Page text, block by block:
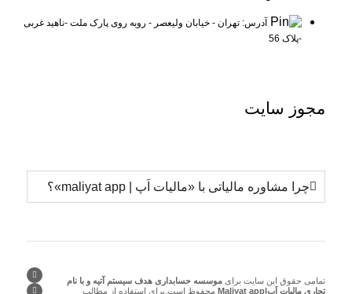
آدرس: تهران - خیابان ولیعصر - روبه روی پارک ملت -ناهید غربی
-پلاک 56
مجوز سایت
چرا مشاوره مالیاتی با «مالیات اَپ | maliyat app»؟
تمامی حقوق این سایت برای موسسه حسابداری هدف سیستم آتیه و با نام
تجاری مالیات اَپ|Maliyat app
محفوظ است.برای استفاده از مطالب